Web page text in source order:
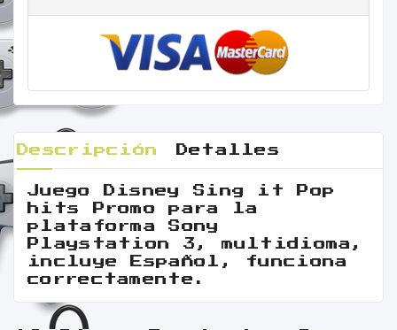
Descripción Detalles
Juego Disney Sing it Pop
hits Promo para la
plataforma Sony
Playstation 3, multidioma,
incluye Español, funciona
correctamente.